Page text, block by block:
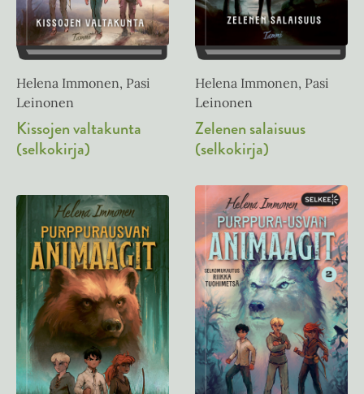
Helena Immonen, Pasi
Leinonen
Kissojen valtakunta
(selkokirja)
Helena Immonen, Pasi
Leinonen
Zelenen salaisuus
(selkokirja)